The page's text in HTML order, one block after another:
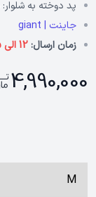
پد دوخته به شلوار:
جاینت | giant
زمان ارسال:12 الی 15 روز کاری
4,990,000